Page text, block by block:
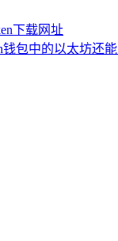
下载网址
钱包中的以太坊还